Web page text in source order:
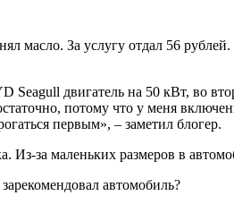
масло. За услугу отдал 56
Seagull двигатель на 50 кВт, во
потому что у меня
первым», – заметил блогер.
за маленьких размеров в